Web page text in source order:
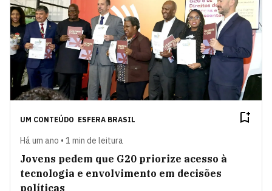
UM CONTEÚDO ESFERA BRASIL
Há um ano • 1 min de leitura
Jovens pedem que G20 priorize acesso à
tecnologia e envolvimento em decisões
políticas